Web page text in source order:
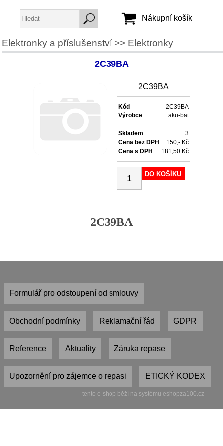
Jméno:
Vytvořit účet
Zapomenuté heslo
Nákupní košík
Elektronky a příslušenství>> Elektronky
2C39BA
2C39BA
Kód
2C39BA
Výrobce
aku-bat
Skladem
3
Cena bez DPH
150,- Kč
Cena s DPH
181,50 Kč
DO KOŠÍKU
2C39BA
Formulář pro odstoupení od smlouvy
Obchodní podmínky Reklamační řád GDPR
Reference Aktuality Záruka repase
Upozornění pro zájemce o repasi ETICKÝ KODEX
tento e-shop běží na systému eshopza100.cz